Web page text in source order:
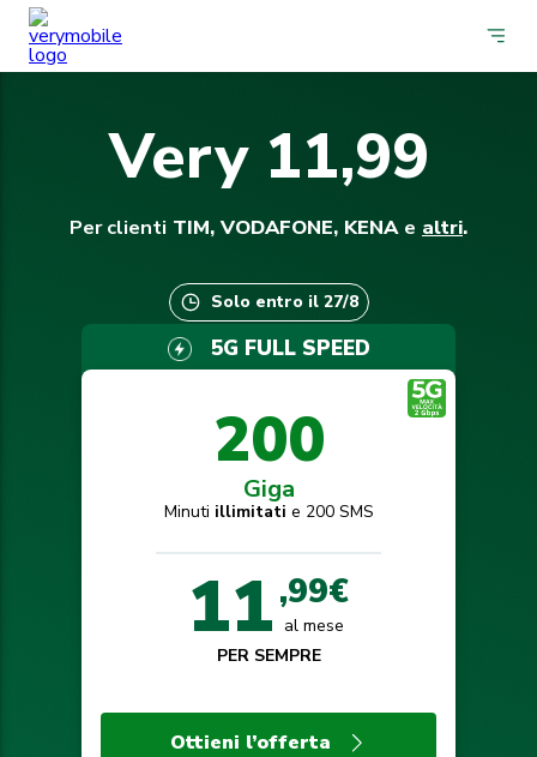
5G FULL SPEED
200
Giga
Minuti illimitati e 200 SMS
11,99€
al mese
PER SEMPRE
Ottieni l’offerta
Very 11,99
Per clienti TIM, VODAFONE, KENA e altri.
Solo entro il 27/8